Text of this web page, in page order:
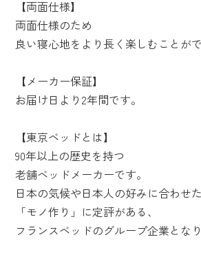
【両面仕様】
両面仕様のため
良い寝心地をより長く楽しむことがで
【メーカー保証】
お届け日より2年間です。
【東京ベッドとは】
90年以上の歴史を持つ
老舗ベッドメーカーです。
日本の気候や日本人の好みに合わせた
「モノ作り」に定評がある、
フランスベッドのグループ企業となり